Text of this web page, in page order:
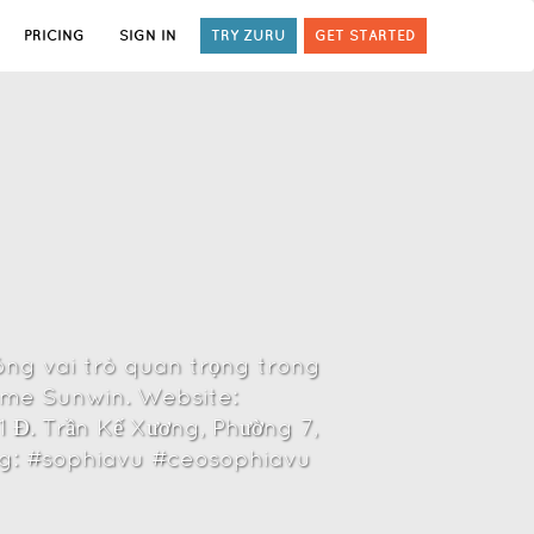
PRICING SIGN IN TRY ZURU GET STARTED
vai trò quan trọng trong
Sunwin. Website:
Trần Kế Xương, Phường 7,
#sophiavu #ceosophiavu